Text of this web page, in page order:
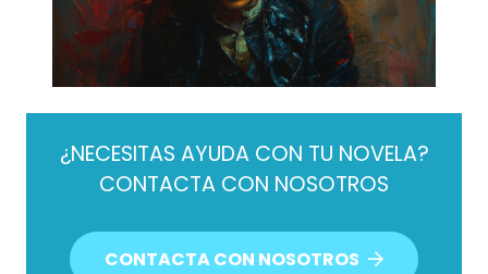
¿NECESITAS AYUDA CON TU NOVELA?
CONTACTA CON NOSOTROS
CONTACTA CON NOSOTROS